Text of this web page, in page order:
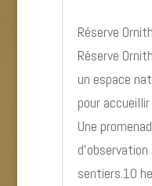
Réserve
Réserve
un espace
pour
Une
sentiers.10